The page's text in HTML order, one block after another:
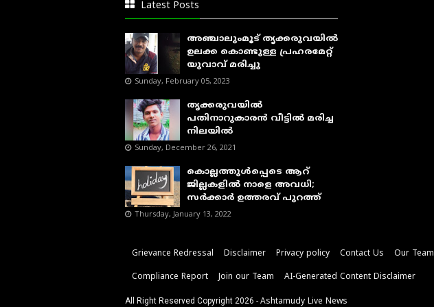
Latest Posts
അഞ്ചാലുംമൂട് തൃക്കരുവയിൽ
ഉലക്ക കൊണ്ടുള്ള പ്രഹരമേറ്റ്
യുവാവ് മരിച്ചു
Sunday, February 05, 2023
തൃക്കരുവയിൽ
പതിനാറുകാരൻ വീട്ടിൽ മരിച്ച
നിലയിൽ
Sunday, December 26, 2021
കൊല്ലത്തുൾപ്പെടെ ആറ്
ജില്ലകളിൽ നാളെ അവധി;
സർക്കാർ ഉത്തരവ് പുറത്ത്
Thursday, January 13, 2022
Grievance Redressal Disclaimer Privacy policy Contact Us Our Team
Compliance Report Join our Team AI-Generated Content Disclaimer
All Right Reserved Copyright 2026 - Ashtamudy Live News